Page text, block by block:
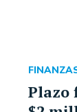
Plazo